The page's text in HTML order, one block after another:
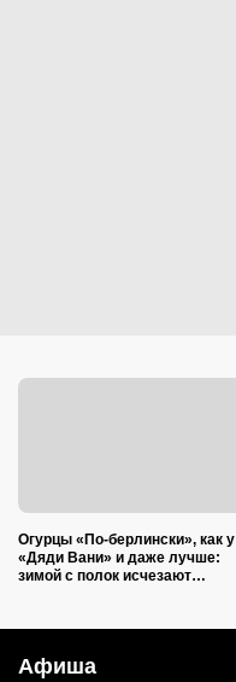
Огурцы «По-берлински», как у
«Дяди Вани» и даже лучше:
зимой с полок исчезают
Афиша